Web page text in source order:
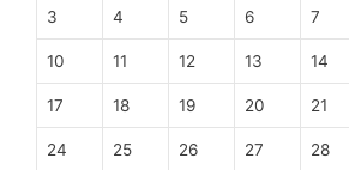
3 4 5 6 7
10 11 12 13 14
17 18 19 20 21
24 25 26 27 28